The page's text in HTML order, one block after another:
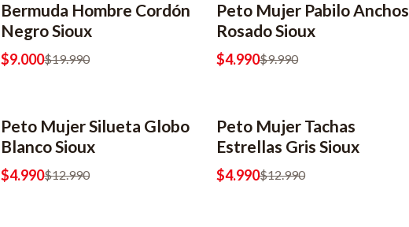
-55% OFF
Bermuda Hombre Cordón
Negro Sioux
$9.000$19.990
-50% OFF
2x6990
Peto Mujer Pabilo Anchos
Rosado Sioux
$4.990$9.990
-62% OFF
2x6990
Peto Mujer Silueta Globo
Blanco Sioux
$4.990$12.990
-62% OFF
2x6990
Peto Mujer Tachas
Estrellas Gris Sioux
$4.990$12.990